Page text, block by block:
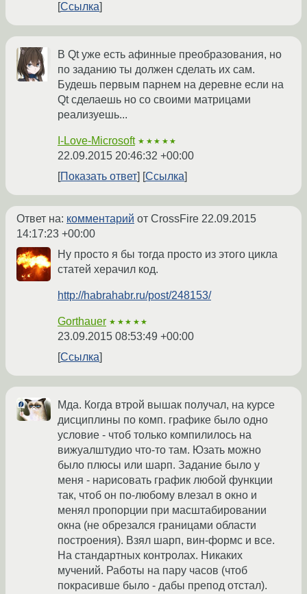
Ссылка
В Qt уже есть афинные преобразования, но
по заданию ты должен сделать их сам.
Будешь первым парнем на деревне если на
Qt сделаешь но со своими матрицами
реализуешь...
I-Love-Microsoft ★★★★★
22.09.2015 20:46:32 +00:00
Показать ответ
Ссылка
Ответ на: комментарий от CrossFire 22.09.2015
14:17:23 +00:00
Ну просто я бы тогда просто из этого цикла
статей херачил код.
http://habrahabr.ru/post/248153/
Gorthauer ★★★★★
23.09.2015 08:53:49 +00:00
Ссылка
Мда. Когда втрой вышак получал, на курсе
дисциплины по комп. графике было одно
условие - чтоб только компилилось на
вижуалштудио что-то там. Юзать можно
было плюсы или шарп. Задание было у
меня - нарисовать график любой функции
так, чтоб он по-любому влезал в окно и
менял пропорции при масштабировании
окна (не обрезался границами области
построения). Взял шарп, вин-формс и все.
На стандартных контролах. Никаких
мучений. Работы на пару часов (чтоб
покрасивше было - дабы препод отстал).